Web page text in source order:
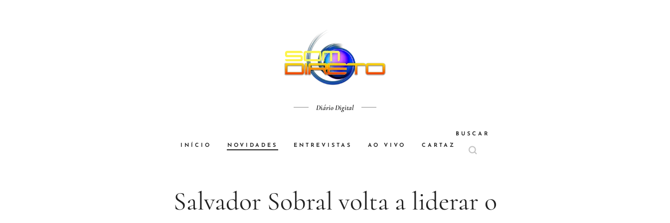
Diário Digital
INÍCIO NOVIDADES ENTREVISTAS AO VIVO CARTAZ
BUSCAR
Salvador Sobral volta a liderar o